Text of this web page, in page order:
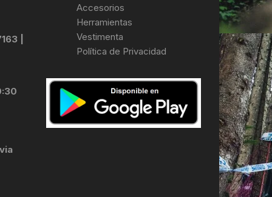
|
Accesorios
Herramientas
Vestimenta
Política de Privacidad